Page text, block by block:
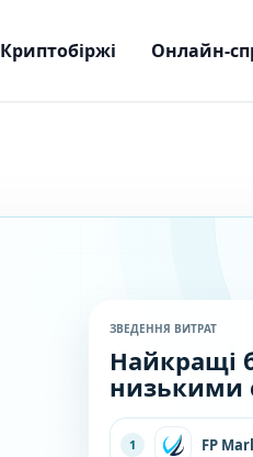
Криптобіржі Онлайн-
ЗВЕДЕННЯ ВИТРАТ
Найкращі
низькими
1 FP